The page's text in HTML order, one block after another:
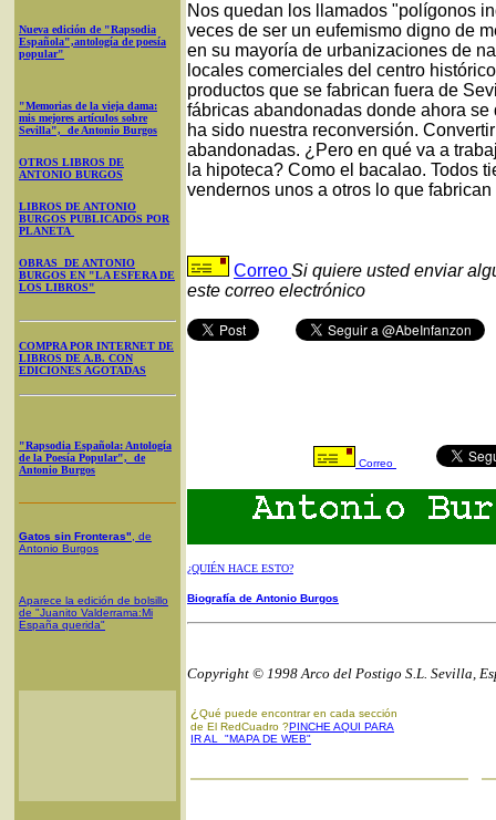
Nueva edición de "Rapsodia
Española",antología de poesía
popular"
"Memorias de la vieja dama:
mis mejores artículos sobre
Sevilla", de Antonio Burgos
OTROS LIBROS DE
ANTONIO BURGOS
LIBROS DE ANTONIO
BURGOS PUBLICADOS POR
PLANETA
OBRAS DE ANTONIO
BURGOS EN "LA ESFERA DE
LOS LIBROS"
COMPRA POR INTERNET DE
LIBROS DE A.B. CON
EDICIONES AGOTADAS
"Rapsodia Española: Antología
de la Poesía Popular", de
Antonio Burgos
Gatos sin Fronteras" , de
Antonio Burgos
Aparece la edición de bolsillo
de "Juanito Valderrama:Mi
España querida"
Nos quedan los llamados "polígonos
veces de ser un eufemismo digno de
en su mayoría de urbanizaciones de
locales comerciales del centro
productos que se fabrican fuera de
fábricas abandonadas donde ahora
ha sido nuestra reconversión.
abandonadas. ¿Pero en qué va a
la hipoteca? Como el bacalao. Todos
vendernos unos a otros lo que fabrican
CorreoSi quiere usted enviar
este correo electrónico
Correo
¿QUIÉN HACE ESTO?
Biografía de Antonio Burgos
Copyright © 1998 Arco del Postigo S.L. Sevilla,
¿ Qué puede encontrar en cada sección
de El RedCuadro ?PINCHE AQUI PARA
IR AL "MAPA DE WEB"